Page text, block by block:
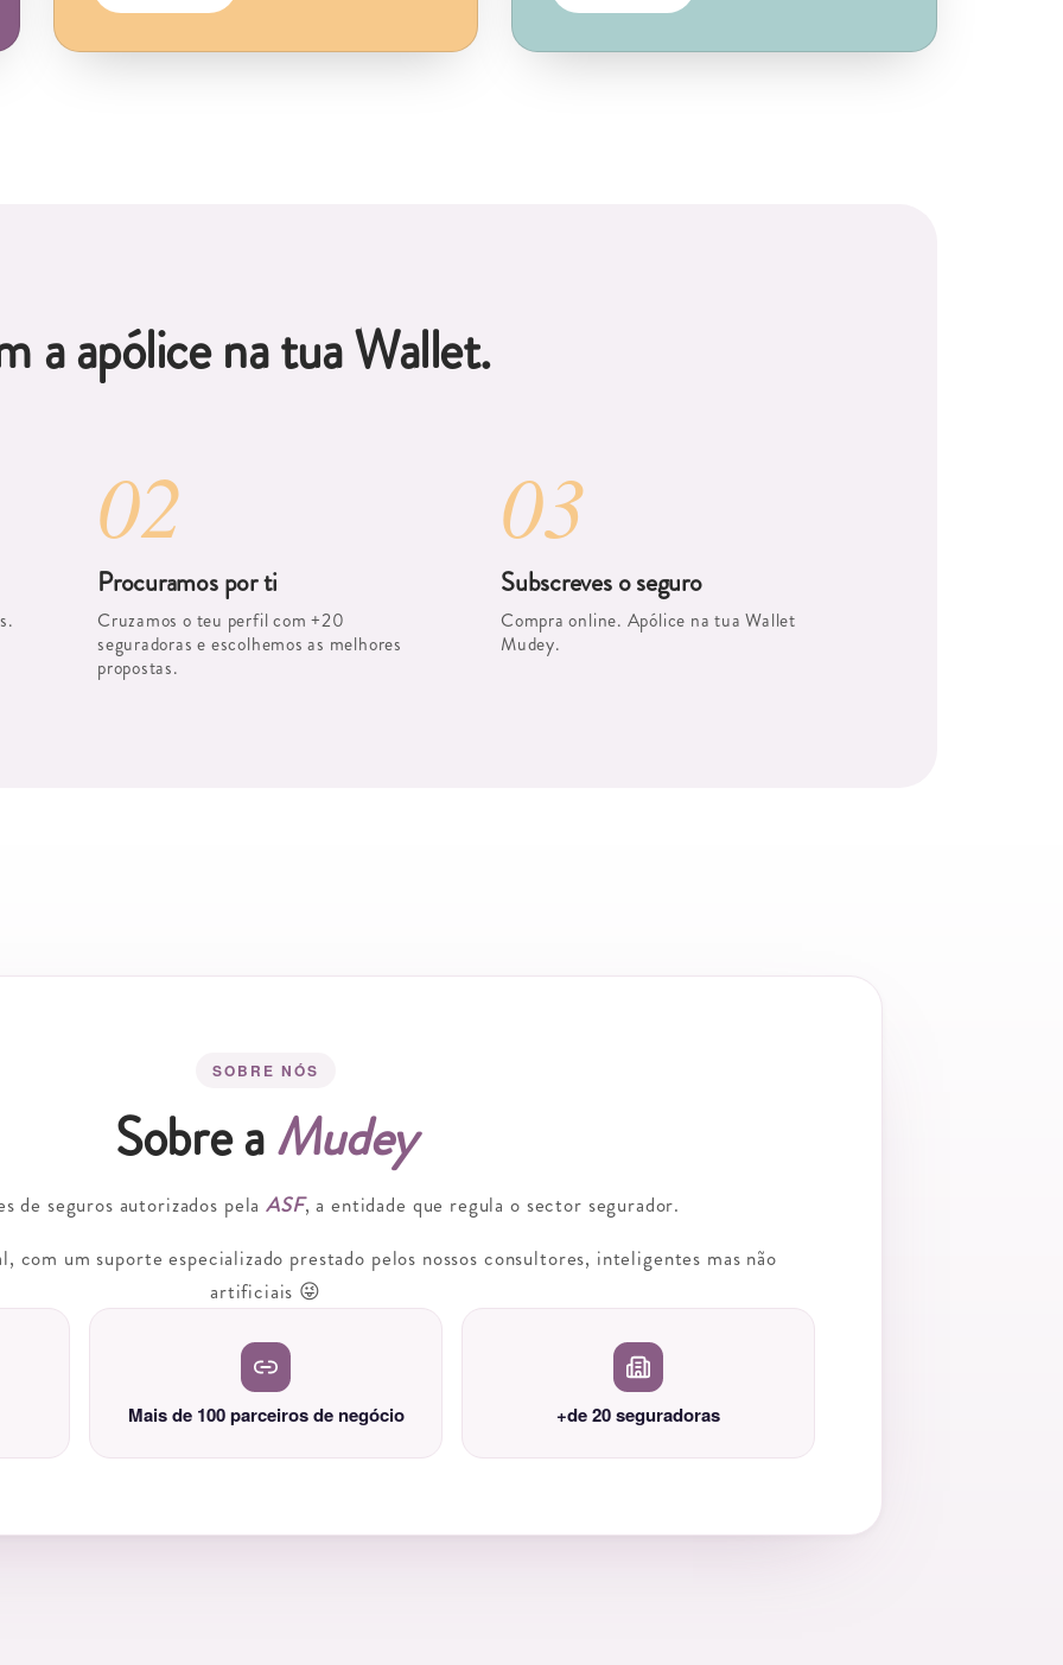
a apólice na tua Wallet.
02
Procuramos por ti
Cruzamos o teu perfil com +20
seguradoras e escolhemos as melhores
propostas.
03
Subscreves o seguro
Compra online. Apólice na tua Wallet
Mudey.
SOBRE NÓS
Sobre aMudey
de seguros autorizados pelaASF, a entidade que regula o sector segurador.
com um suporte especializado prestado pelos nossos consultores, inteligentes mas não
artificiais 😜
Mais de 100 parceiros de negócio +de 20 seguradoras